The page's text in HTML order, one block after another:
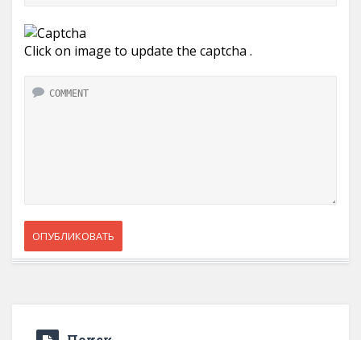
Click on image to update the captcha .